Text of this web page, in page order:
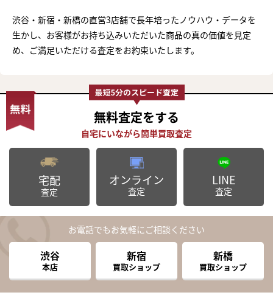
渋谷・新宿・新橋の直営3店舗で長年培ったノウハウ・データを
生かし、お客様がお持ち込みいただいた商品の真の価値を見定
め、ご満足いただける査定をお約束いたします。
無料査定をする
宅配
査定
オンライン
査定
LINE
査定
お電話でもお気軽にご相談ください
渋谷
本店
新宿
買取ショップ
新橋
買取ショップ